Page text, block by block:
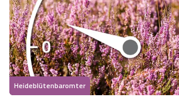
Heideflächen
Freizeitparks
Vital Urlaub
Naturpark Südheide
Naturerlebnis im
Naturerlebnis im
Quad Bahn Bispingen
Kletterparks
Designer Outlet Soltau
Thermen
Vegan, Fasten & Co.
Gesund & Fit
Die Hansestadt
Sehenswürdigkeiten
Shopping Lüneburg
Hoher Kontrast Modus:
Schriftgröße:
Heideblütenbaromter